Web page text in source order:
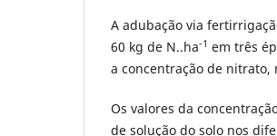
A adubação via
60 kg de N..ha-1 em três
a concentração de
Os valores da
de solução do solo nos